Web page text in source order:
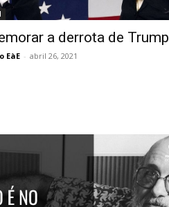
a derrota de Trump
EàE - abril 26, 2021